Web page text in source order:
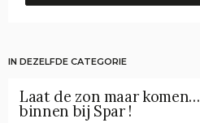
IN DEZELFDE CATEGORIE
Laat de zon maar
binnen bij Spar !